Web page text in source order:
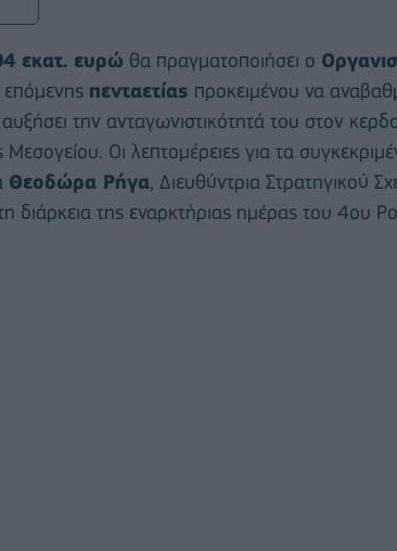
εκατ. ευρώ θα πραγματοποιήσει ο
επόμενης πενταετίας προκειμένου να
την ανταγωνιστικότητά του στον
Οι λεπτομέρειες για τα
Θεοδώρα Ρήγα , Διευθύντρια Στρατηγικού
τη διάρκεια της εναρκτήριας ημέρας του 4ου